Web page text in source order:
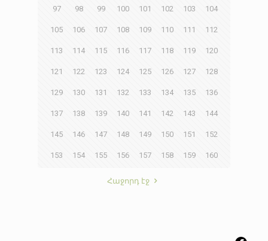
97 98 99 100 101 102 103 104
105 106 107 108 109 110 111 112
113 114 115 116 117 118 119 120
121 122 123 124 125 126 127 128
129 130 131 132 133 134 135 136
137 138 139 140 141 142 143 144
145 146 147 148 149 150 151 152
153 154 155 156 157 158 159 160
Հաջորդ էջ